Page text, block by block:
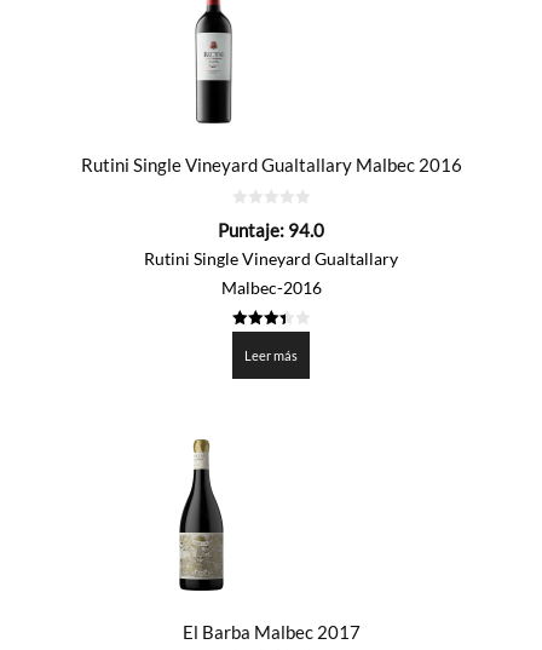
Rutini Single Vineyard Gualtallary Malbec 2016
de
Puntaje: 94.0
Rutini Single Vineyard Gualtallary
Malbec-2016
de 5
Leer más
El Barba Malbec 2017